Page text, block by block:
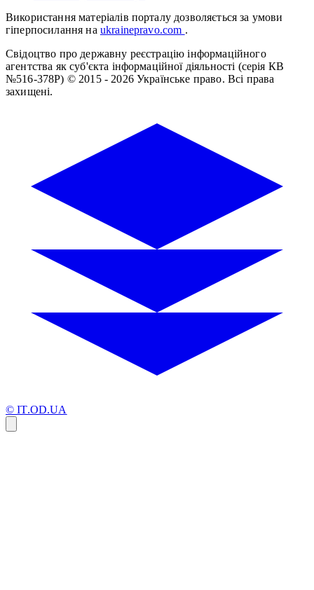
Використання матеріалів порталу дозволяється за умови
гіперпосилання на ukrainepravo.com .
Свідоцтво про державну реєстрацію інформаційного
агентства як суб'єкта інформаційної діяльності (серія КВ
№516-378Р) © 2015 - 2026 Українське право. Всі права
захищені.
© IT.OD.UA